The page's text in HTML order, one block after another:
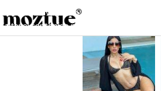
Saltar a la navegación
Saltar al contenido principal